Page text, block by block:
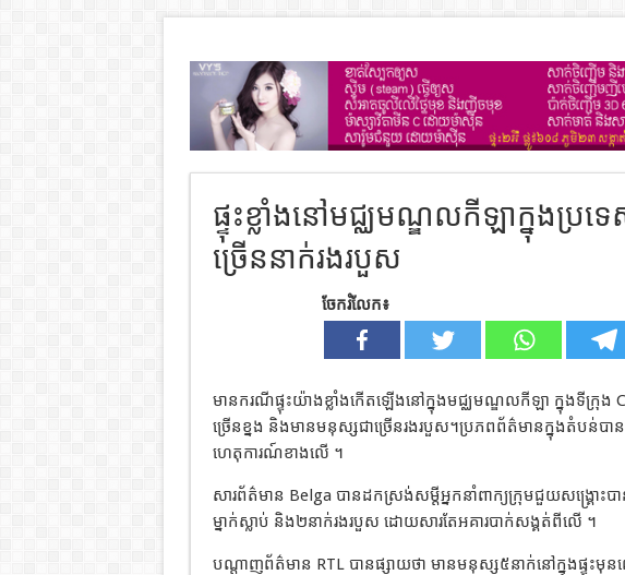
ផ្ទុះខ្លាំងនៅមជ្ឈមណ្ឌលកីឡាក្នុងប្រ
ច្រើននាក់រងរបួស
ចែករំលែក៖
មានករណីផ្ទុះយ៉ាងខ្លាំងកើតឡើងនៅក្នុងមជ្ឈមណ្ឌលកីឡា ក្នុងទីក្រុង
ច្រើនខ្នង និងមានមនុស្សជាច្រើនរងរបួស។ប្រភពព័ត៌មានក្នុងតំបន់បាន
ហេតុការណ៍ខាងលើ ។
សារព័ត៌មាន Belga បានដកស្រង់សម្តីអ្នកនាំពាក្យក្រុមជួយសង្គ្រ
ម្នាក់ស្លាប់ និង២នាក់រងរបួស ដោយសារតែអគារបាក់សង្គត់ពីលើ ។
បណ្តាញព័ត៌មាន RTL បានផ្សាយថា មានមនុស្ស៥នាក់នៅក្នុងផ្ទុះមុន